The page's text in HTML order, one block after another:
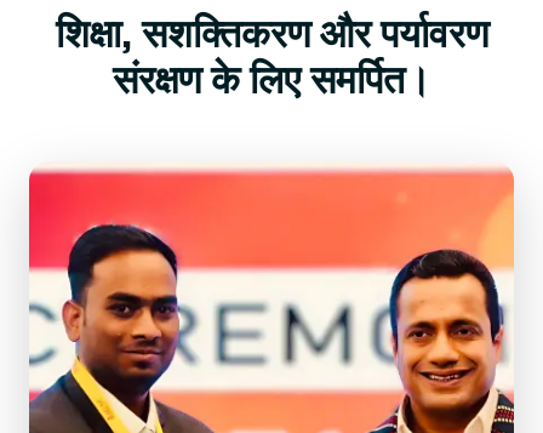
शिक्षा, सशक्तिकरण और पर्यावरण
संरक्षण के लिए समर्पित।